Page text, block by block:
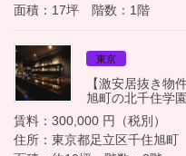
面積：17坪 階数：1階
東京
【激安居抜き物
旭町の北千住学
賃料：300,000 円（税別）
住所：東京都足立区千住旭町